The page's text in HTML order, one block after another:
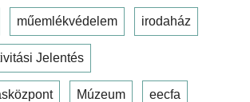
műemlékvédelem irodaház
Jelentés
Múzeum eecfa